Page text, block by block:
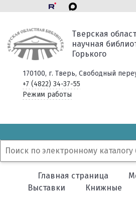
Тверская
научная
Горького
170100, г. Тверь, Свободный
+7 (4822) 34-37-55
Режим работы
Главная страница
Выставки
Книжные